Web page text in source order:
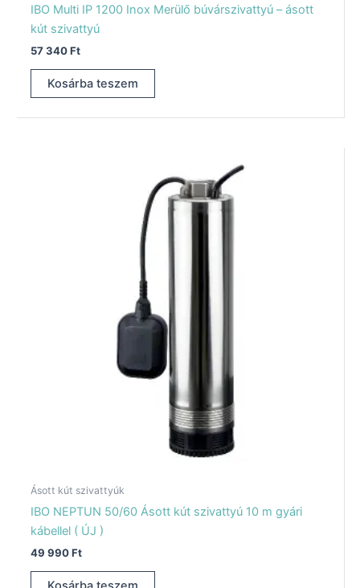
IBO Multi IP 1200 Inox Merülő búvárszivattyú – ásott
kút szivattyú
57 340Ft
Kosárba teszem
Ásott kút szivattyúk
IBO NEPTUN 50/60 Ásott kút szivattyú 10 m gyári
kábellel ( ÚJ )
49 990Ft